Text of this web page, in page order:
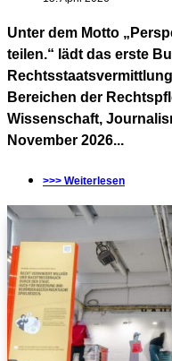
Unter dem Motto
teilen.“ lädt das erste
Bereichen der
Wissenschaft,
November 2026...
>>> Weiterlesen